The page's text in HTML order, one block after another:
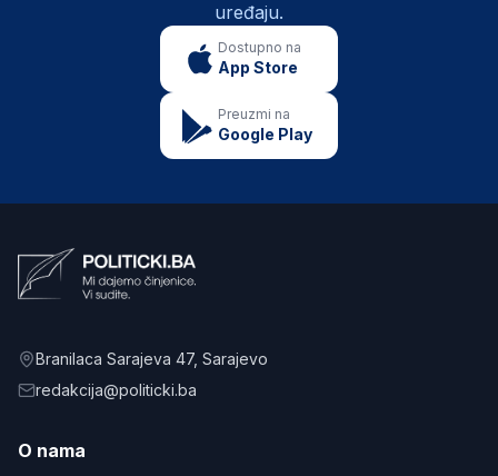
uređaju.
Dostupno na
App Store
Preuzmi na
Google Play
Branilaca Sarajeva 47, Sarajevo
redakcija@politicki.ba
O nama